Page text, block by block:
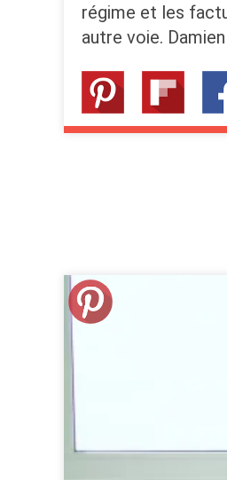
régime et les
autre voie.